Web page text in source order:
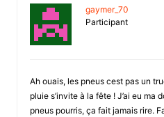
gaymer_70
Participant
Ah ouais, les pneus cest pas un
pluie s’invite à la fête ! J’ai eu ma
pneus pourris, ça fait jamais rire.